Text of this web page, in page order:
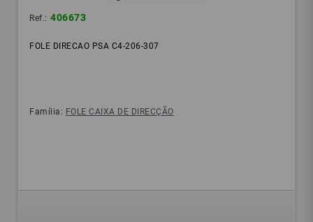
Ref.: 406673
FOLE DIRECAO PSA C4-206-307
Família: FOLE CAIXA DE DIRECÇÃO